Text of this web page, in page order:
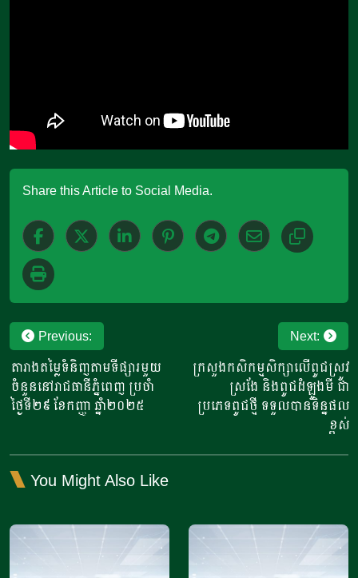
Share this Article to Social Media.
Post
navigation
Previous:
តារាងតម្លៃទំនិញតាមទីផ្សារមួយ
ចំនួននៅរាជធានីភ្នំពេញ ប្រចាំ
ថ្ងៃទី២៩ ខែកញ្ញា ឆ្នាំ២០២៥
Next:
ក្រសួងកសិកម្មសិក្សាលើពូជស្រូវ
ស្រងែ និងពូជដំឡូងមី ជា
ប្រភេទពូជថ្មី ទទួលបានទិន្នផល
ខ្ពស់
You Might Also Like